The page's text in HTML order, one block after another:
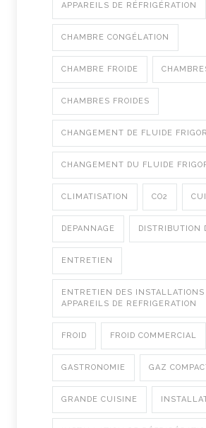
APPAREILS DE RÉFRIGÉRATION
CHAMBRE CONGÉLATION
CHAMBRE FROIDE
CHAMBRES FROIDES
CHANGEMENT DE FLUIDE
CHANGEMENT DU FLUIDE
CLIMATISATION CO2
DEPANNAGE DISTRIBUTION
ENTRETIEN
ENTRETIEN DES INSTALLATIONS
APPAREILS DE REFRIGERATION
FROID FROID COMMERCIAL
GASTRONOMIE GAZ
GRANDE CUISINE